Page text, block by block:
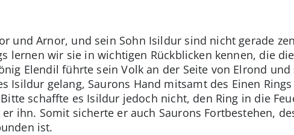
und Arnor, und sein Sohn Isildur sind nicht gerade
lernen wir sie in wichtigen Rückblicken kennen, die
Elendil führte sein Volk an der Seite von Elrond
Isildur gelang, Saurons Hand mitsamt des Einen
schaffte es Isildur jedoch nicht, den Ring in die
ihn. Somit sicherte er auch Saurons Fortbestehen,
ist.